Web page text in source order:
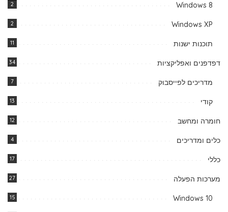
Windows 8
2
Windows XP
2
תוכנות ישנות 11
דפדפנים ואפליקציות 34
מדריכים לפייסבוק 7
קודי 13
חומרה ומחשב 12
כלים ומדריכים 4
כללי 17
מערכות הפעלה 27
Windows 10
15